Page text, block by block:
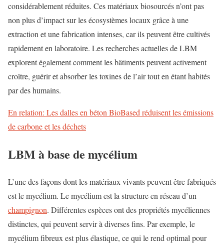
considérablement réduites. Ces matériaux biosourcés n’ont pas
non plus d’impact sur les écosystèmes locaux grâce à une
extraction et une fabrication intenses, car ils peuvent être cultivés
rapidement en laboratoire. Les recherches actuelles de LBM
explorent également comment les bâtiments peuvent activement
croître, guérir et absorber les toxines de l’air tout en étant habités
par des humains.
En relation: Les dalles en béton BioBased réduisent les émissions
de carbone et les déchets
LBM à base de mycélium
L’une des façons dont les matériaux vivants peuvent être fabriqués
est le mycélium. Le mycélium est la structure en réseau d’un
champignon. Différentes espèces ont des propriétés mycéliennes
distinctes, qui peuvent servir à diverses fins. Par exemple, le
mycélium fibreux est plus élastique, ce qui le rend optimal pour